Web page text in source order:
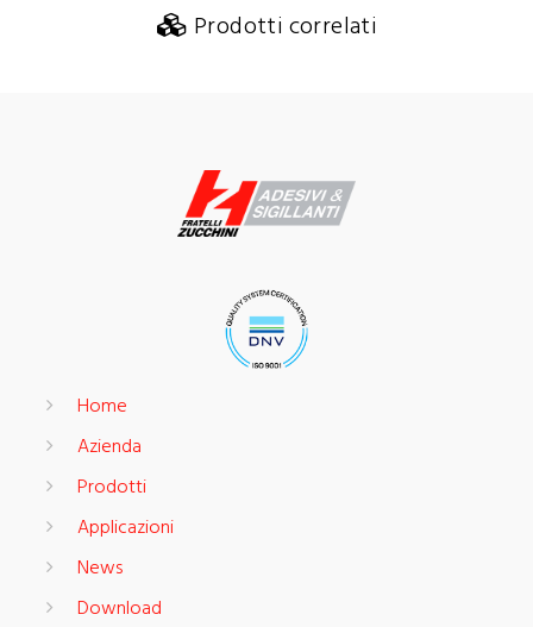
Prodotti correlati
Home
Azienda
Prodotti
Applicazioni
News
Download